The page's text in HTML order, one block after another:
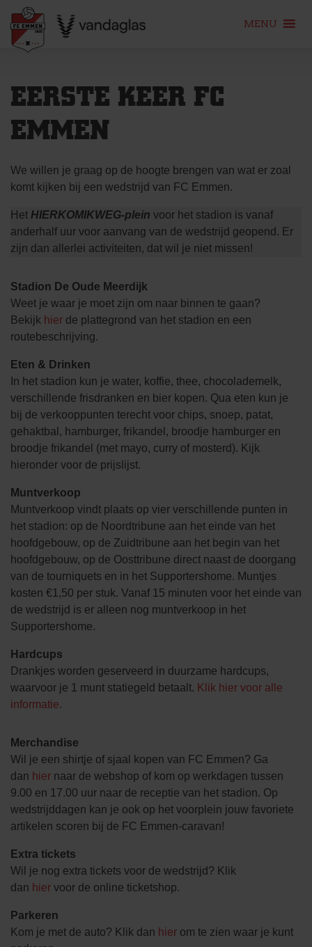
content
MENU
EERSTE KEER FC
EMMEN
We willen je graag op de hoogte brengen van wat er zoal
komt kijken bij een wedstrijd van FC Emmen.
Het HIERKOMIKWEG-plein voor het stadion is vanaf
anderhalf uur voor aanvang van de wedstrijd geopend. Er
zijn dan allerlei activiteiten, dat wil je niet missen!
Stadion De Oude Meerdijk
Weet je waar je moet zijn om naar binnen te gaan?
Bekijk hier de plattegrond van het stadion en een
routebeschrijving.
Eten & Drinken
In het stadion kun je water, koffie, thee, chocolademelk,
verschillende frisdranken en bier kopen. Qua eten kun je
bij de verkooppunten terecht voor chips, snoep, patat,
gehaktbal, hamburger, frikandel, broodje hamburger en
broodje frikandel (met mayo, curry of mosterd). Kijk
hieronder voor de prijslijst.
Muntverkoop
Muntverkoop vindt plaats op vier verschillende punten in
het stadion: op de Noordtribune aan het einde van het
hoofdgebouw, op de Zuidtribune aan het begin van het
hoofdgebouw, op de Oosttribune direct naast de doorgang
van de tourniquets en in het Supportershome. Muntjes
kosten €1,50 per stuk. Vanaf 15 minuten voor het einde van
de wedstrijd is er alleen nog muntverkoop in het
Supportershome.
Hardcups
Drankjes worden geserveerd in duurzame hardcups,
waarvoor je 1 munt statiegeld betaalt. Klik hier voor alle
informatie.
Merchandise
Wil je een shirtje of sjaal kopen van FC Emmen? Ga
dan hier naar de webshop of kom op werkdagen tussen
9.00 en 17.00 uur naar de receptie van het stadion. Op
wedstrijddagen kan je ook op het voorplein jouw favoriete
artikelen scoren bij de FC Emmen-caravan!
Extra tickets
Wil je nog extra tickets voor de wedstrijd? Klik
dan hier voor de online ticketshop.
Parkeren
Kom je met de auto? Klik dan hier om te zien waar je kunt